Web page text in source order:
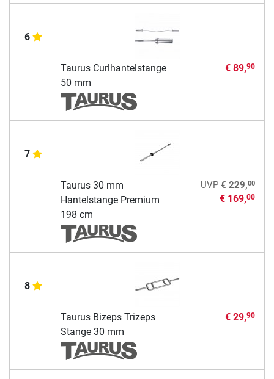
6
Taurus Curlhantelstange
50 mm
€ 89,90
7
Taurus 30 mm
Hantelstange Premium
198 cm
UVP € 229,00
€ 169,00
8
Taurus Bizeps Trizeps
Stange 30 mm
€ 29,90